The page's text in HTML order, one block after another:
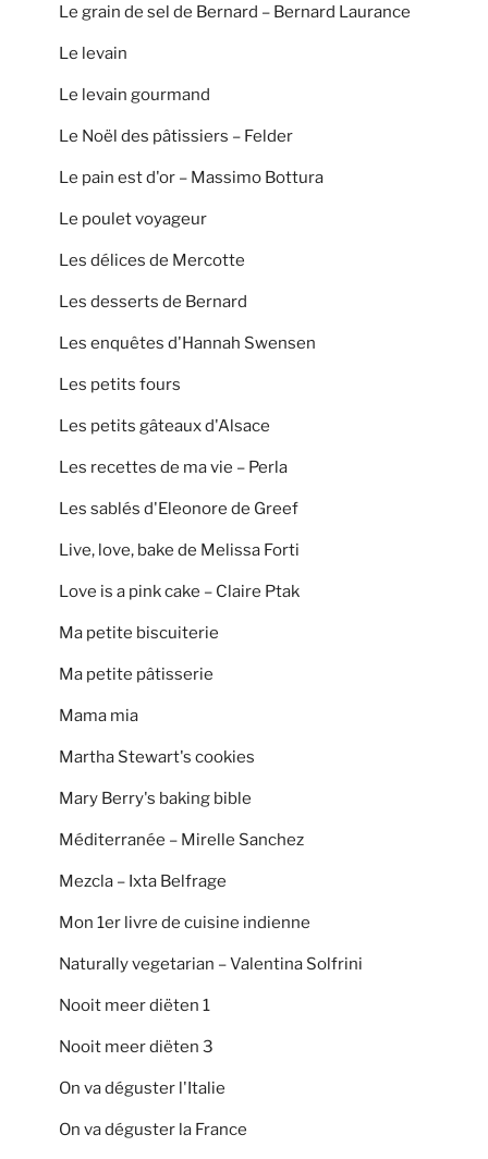
Le grain de sel de Bernard – Bernard Laurance
Le levain
Le levain gourmand
Le Noël des pâtissiers – Felder
Le pain est d'or – Massimo Bottura
Le poulet voyageur
Les délices de Mercotte
Les desserts de Bernard
Les enquêtes d'Hannah Swensen
Les petits fours
Les petits gâteaux d'Alsace
Les recettes de ma vie – Perla
Les sablés d'Eleonore de Greef
Live, love, bake de Melissa Forti
Love is a pink cake – Claire Ptak
Ma petite biscuiterie
Ma petite pâtisserie
Mama mia
Martha Stewart's cookies
Mary Berry's baking bible
Méditerranée – Mirelle Sanchez
Mezcla – Ixta Belfrage
Mon 1er livre de cuisine indienne
Naturally vegetarian – Valentina Solfrini
Nooit meer diëten 1
Nooit meer diëten 3
On va déguster l'Italie
On va déguster la France